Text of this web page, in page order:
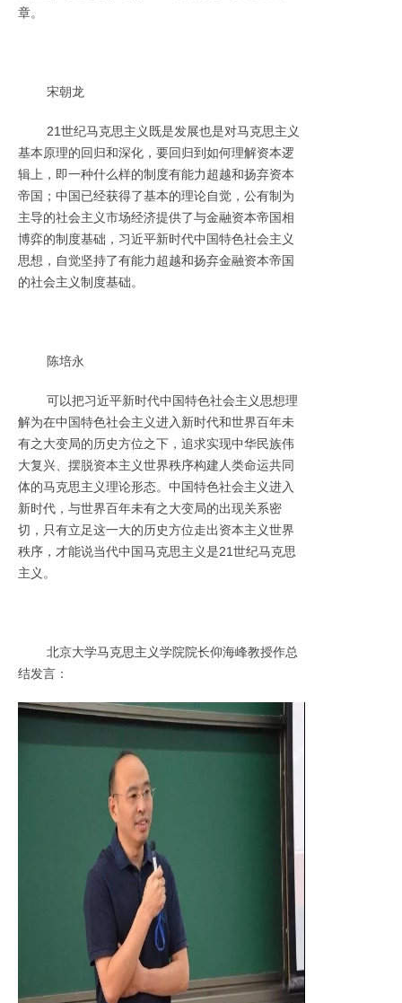
章。
宋朝龙
21世纪马克思主义既是发展也是对马克思主义
基本原理的回归和深化，要回归到如何理解资本逻
辑上，即一种什么样的制度有能力超越和扬弃资本
帝国；中国已经获得了基本的理论自觉，公有制为
主导的社会主义市场经济提供了与金融资本帝国相
博弈的制度基础，习近平新时代中国特色社会主义
思想，自觉坚持了有能力超越和扬弃金融资本帝国
的社会主义制度基础。
陈培永
可以把习近平新时代中国特色社会主义思想理
解为在中国特色社会主义进入新时代和世界百年未
有之大变局的历史方位之下，追求实现中华民族伟
大复兴、摆脱资本主义世界秩序构建人类命运共同
体的马克思主义理论形态。中国特色社会主义进入
新时代，与世界百年未有之大变局的出现关系密
切，只有立足这一大的历史方位走出资本主义世界
秩序，才能说当代中国马克思主义是21世纪马克思
主义。
北京大学马克思主义学院院长仰海峰教授作总
结发言：